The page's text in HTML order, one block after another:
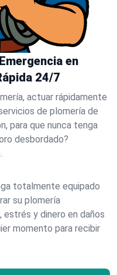
en
24/7
actuar rápidamente
de plomería de
para que nunca tenga
desbordado?
totalmente equipado
su plomería
y dinero en daños
momento para recibir